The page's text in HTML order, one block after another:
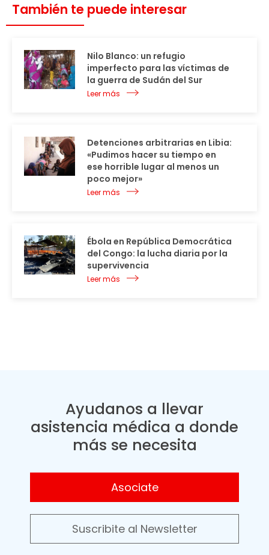
También te puede interesar
Nilo Blanco: un refugio
imperfecto para las víctimas de
la guerra de Sudán del Sur
Leer más
Detenciones arbitrarias en Libia:
«Pudimos hacer su tiempo en
ese horrible lugar al menos un
poco mejor»
Leer más
Ébola en República Democrática
del Congo: la lucha diaria por la
supervivencia
Leer más
Ayudanos a llevar
asistencia médica a donde
más se necesita
Asociate
Suscribite al Newsletter